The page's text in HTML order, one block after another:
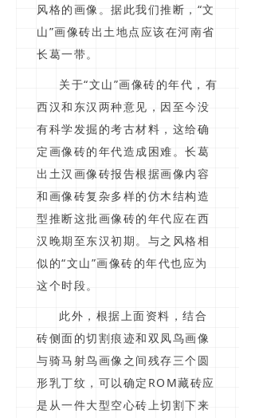
风格的画像。据此我们推断，“文
山”画像砖出土地点应该在河南省
长葛一带。
关于“文山”画像砖的年代，有
西汉和东汉两种意见，因至今没
有科学发掘的考古材料，这给确
定画像砖的年代造成困难。长葛
出土汉画像砖报告根据画像内容
和画像砖复杂多样的仿木结构造
型推断这批画像砖的年代应在西
汉晚期至东汉初期。与之风格相
似的“文山”画像砖的年代也应为
这个时段。
此外，根据上面资料，结合
砖侧面的切割痕迹和双凤鸟画像
与骑马射鸟画像之间残存三个圆
形乳丁纹，可以确定ROM藏砖应
是从一件大型空心砖上切割下来